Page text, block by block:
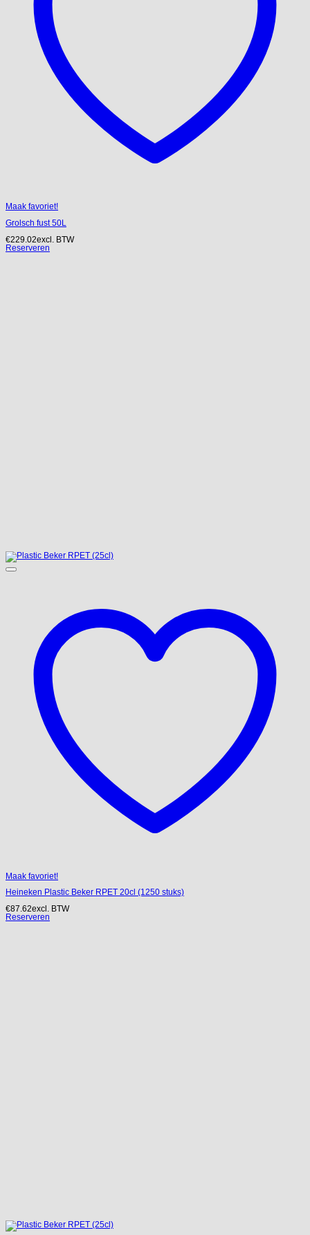
Maak favoriet!
Grolsch fust 50L
€229.02excl. BTW
Reserveren
Maak favoriet!
Heineken Plastic Beker RPET 20cl (1250 stuks)
€87.62excl. BTW
Reserveren